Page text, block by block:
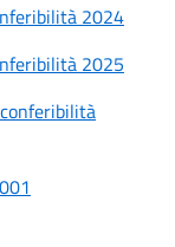
2024
2025